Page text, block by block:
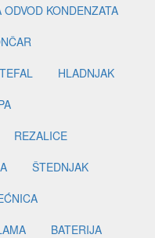
KONDENZATA
TEFAL
HLADNJAK
REZALICE
ŠTEDNJAK
BATERIJA